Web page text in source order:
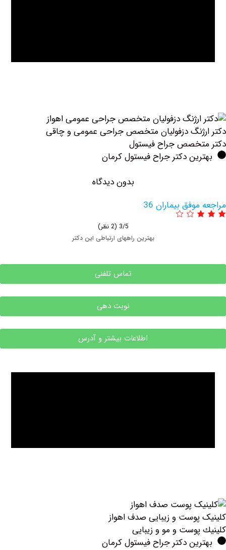
دزفولیان متخصص جراحی عمومی و چاقی
جراح فیستول
دکتر جراح فیستول کرمان
بدون دیدگاه
بیماران 36
بهترین راههای ارتباطی این دکتر
تماس تلفنی
نوبت دهی
اطلاعات بیشتر و آدرس
و زیبایی صدف اهواز
و مو و زیبایی
دکتر جراح فیستول کرمان